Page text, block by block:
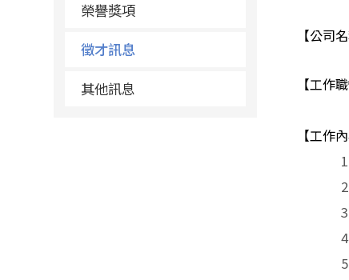
榮譽獎項
徵才訊息
其他訊息
【公司
【工作
【工作